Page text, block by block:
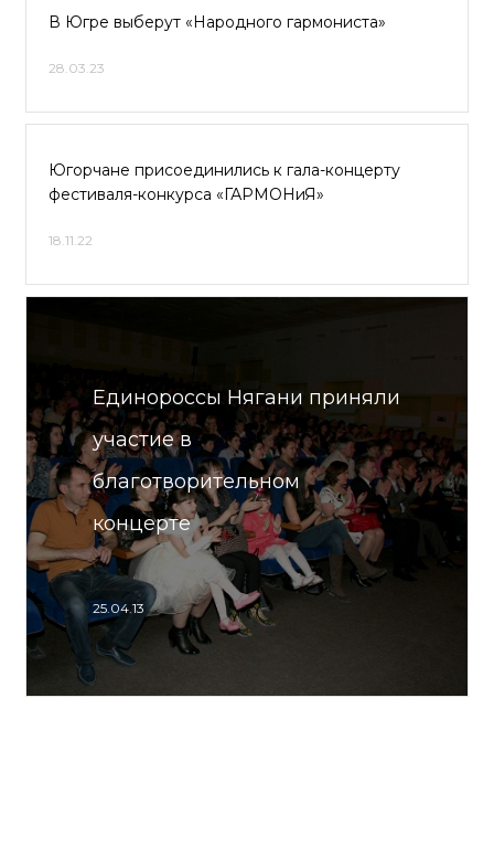
В Югре выберут «Народного гармониста»
28.03.23
Югорчане присоединились к гала-концерту
фестиваля-конкурса «ГАРМОНиЯ»
18.11.22
Единороссы Нягани приняли
участие в
благотворительном
концерте
25.04.13